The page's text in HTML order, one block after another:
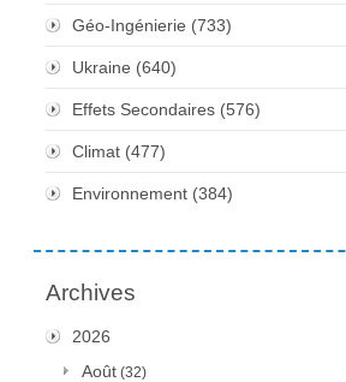
Géo-Ingénierie (733)
Ukraine (640)
Effets Secondaires (576)
Climat (477)
Environnement (384)
Archives
2026
Août (32)